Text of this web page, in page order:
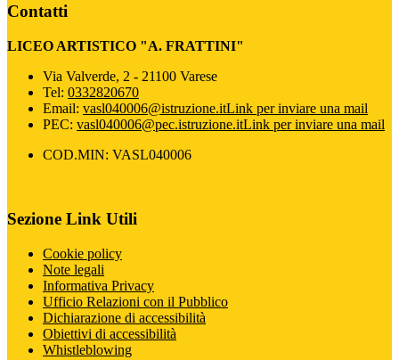
Contatti
LICEO ARTISTICO "A. FRATTINI"
Via Valverde, 2 - 21100 Varese
Tel: 0332820670
Email: vasl040006@istruzione.itLink per inviare una mail
PEC: vasl040006@pec.istruzione.itLink per inviare una mail
COD.MIN: VASL040006
Sezione Link Utili
Cookie policy
Note legali
Informativa Privacy
Ufficio Relazioni con il Pubblico
Dichiarazione di accessibilità
Obiettivi di accessibilità
Whistleblowing